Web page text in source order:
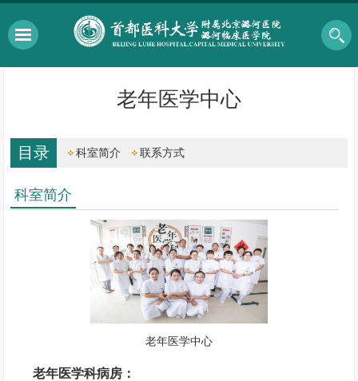
老年医学中心
目录 科室简介 联系方式
科室简介
老年医学中心
老年医学科病房：